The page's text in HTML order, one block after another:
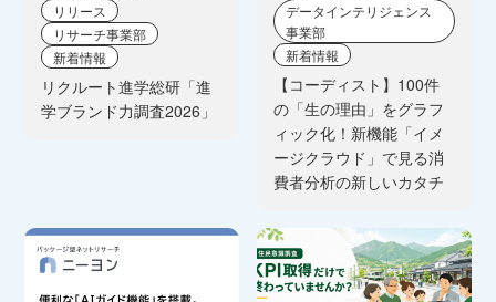
リリース
リサーチ事業部
新着情報
リクルート進学総研「進
学ブランド力調査2026」
データインテリジェンス
事業部
新着情報
【コーディスト】100件
の「生の理由」をグラフ
ィック化！新機能「イメ
ージクラウド」で見る消
費者分析の新しいカタチ